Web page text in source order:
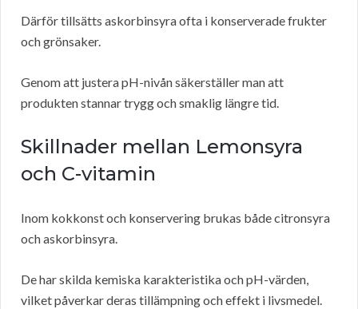
Därför tillsätts askorbinsyra ofta i konserverade frukter
och grönsaker.
Genom att justera pH-nivån säkerställer man att
produkten stannar trygg och smaklig längre tid.
Skillnader mellan Lemonsyra
och C-vitamin
Inom kokkonst och konservering brukas både citronsyra
och askorbinsyra.
De har skilda kemiska karakteristika och pH-värden,
vilket påverkar deras tillämpning och effekt i livsmedel.